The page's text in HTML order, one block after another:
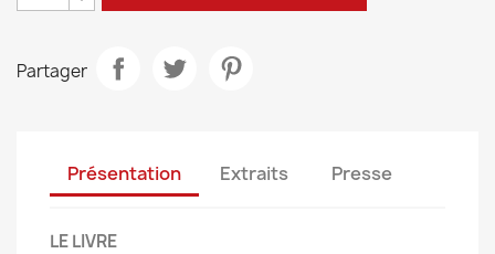
Partager
Présentation Extraits Presse
LE LIVRE